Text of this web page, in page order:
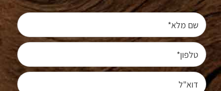
שם מלא*
טלפון*
דוא"ל